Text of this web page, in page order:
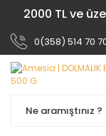
2000 TL ve
0(358) 514 70